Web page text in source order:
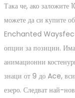
Така че, ако
можете да си купите
Enchanted
опции за позиции.
анимационни
знаци от 9 до Ace,
езеро. Следват най-